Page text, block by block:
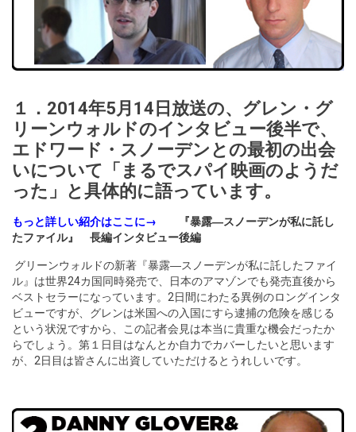
１．2014年5月14日放送の、グレン・グ
リーンウォルドのインタビュー後半で、
エドワード・スノーデンとの最初の出会
いについて「まるでスパイ映画のようだ
った」と具体的に語っています。
もっと詳しい紹介はここに→
『暴露―スノーデンが私に託し
たファイル』 長編インタビュー後編
グリーンウォルドの新著『暴露―スノーデンが私に託したファイ
ル』は世界24カ国同時発売で、日本のアマゾンでも発売直後から
ベストセラーになっています。2日間にわたる異例のロングインタ
ビューですが、グレンは米国への入国にすら逮捕の危険を感じる
という状況ですから、この記者会見は本当に貴重な機会だったか
らでしょう。第１日目はなんとか自力でカバーしたいと思います
が、2日目は皆さんに出資していただけるとうれしいです。